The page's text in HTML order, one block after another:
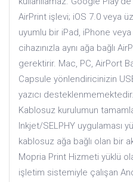
AirPrint işlevi; iOS 7.0 veya
uyumlu bir iPad, iPhone
cihazınızla aynı ağa bağlı
gerektirir. Mac, PC, AirPort
Capsule yönlendiricinizin
yazıcı desteklenmemektedir.
Kablosuz kurulumun
Inkjet/SELPHY uygulaması
kablosuz ağa bağlı olan bir
Mopria Print Hizmeti yüklü
işletim sistemiyle çalışan